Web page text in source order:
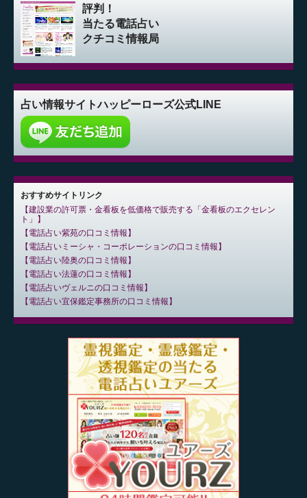
評判！
当たる電話占い
クチコミ情報局
占い情報サイトハッピーローズ公式LINE
おすすめサイトリンク
建設業の許可票・金看板を低価格で販売する「金看板のエクセレン
ト」
電話占い紫苑の口コミ情報
電話占いミーシャ・コーポレーションの口コミ情報
電話占い陸奥の口コミ情報
電話占い法蓮の口コミ情報
電話占いヴェルニの口コミ情報
電話占い宜保鑑定事務所の口コミ情報